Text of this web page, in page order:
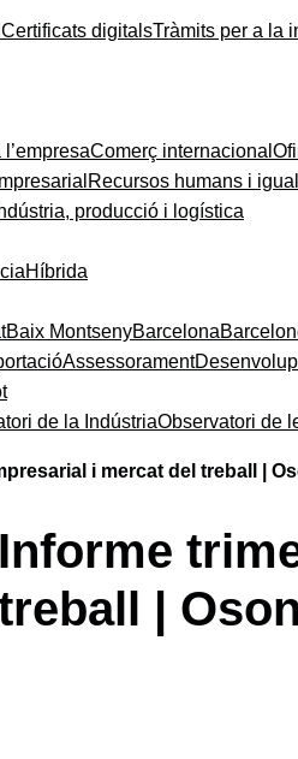
Certificats digitalsTràmits per a la
Comerç internacional
Recursos humans i
producció i logística
Híbrida
Baix MontsenyBarcelona
Assessorament
de la IndústriaObservatori de
i mercat del treball |
Informe
|